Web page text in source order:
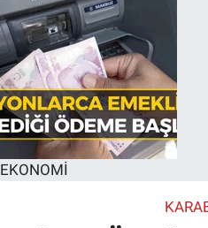
EKONOMİ
Haber Arşivi